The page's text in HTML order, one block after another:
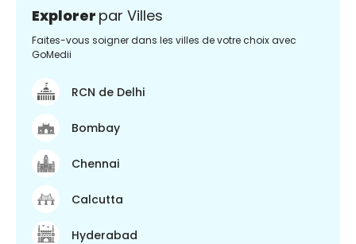
Explorer par Villes
Faites-vous soigner dans les villes de votre choix avec
GoMedii
RCN de Delhi
Bombay
Chennai
Calcutta
Hyderabad